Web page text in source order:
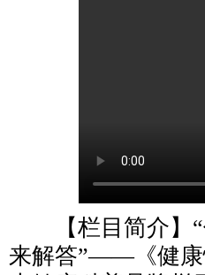
【栏目简介】“
来解答”——《健康